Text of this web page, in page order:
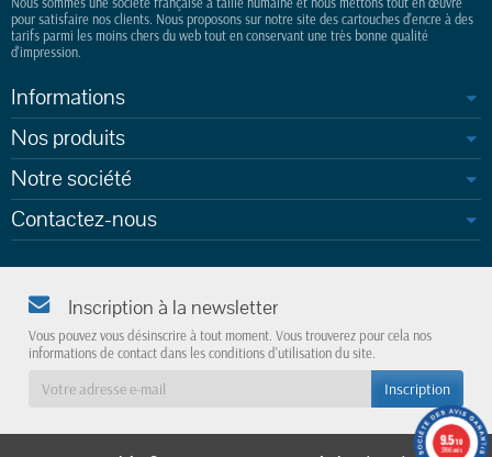
pour satisfaire nos clients. Nous proposons sur notre site des cartouches d'encre à des
tarifs parmi les moins chers du web tout en conservant une très bonne qualité
d'impression.
Informations
Nos produits
Notre société
Contactez-nous
Inscription à la newsletter
Vous pouvez vous désinscrire à tout moment. Vous trouverez pour cela nos
informations de contact dans les conditions d'utilisation du site.
9.5/10
3786 avis